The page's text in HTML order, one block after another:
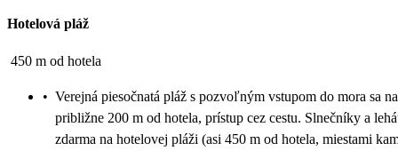
Hotelová pláž
450 m od hotela
• Verejná piesočnatá pláž s pozvoľným vstupom do mora sa
približne 200 m od hotela, prístup cez cestu. Slnečníky a
zdarma na hotelovej pláži (asi 450 m od hotela, miestami